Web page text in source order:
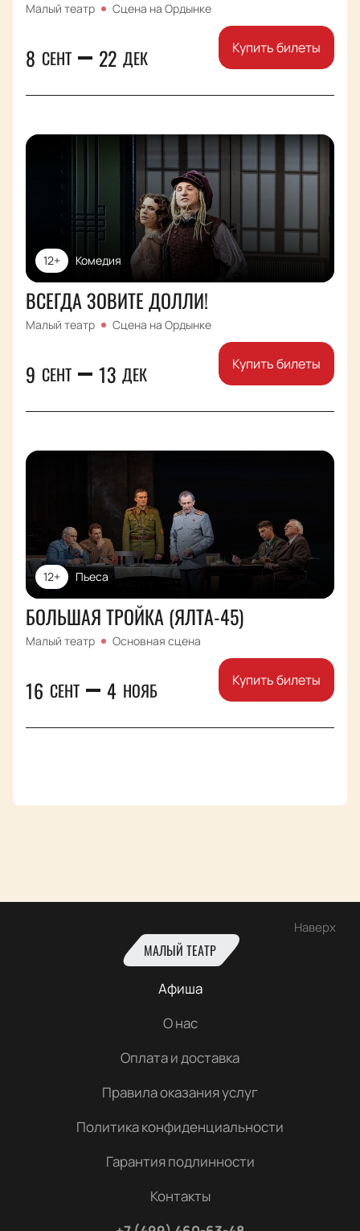
Малый театр Сцена на Ордынке
8 СЕНТ 22 ДЕК Купить билеты
Комедия
12+
ВСЕГДА ЗОВИТЕ ДОЛЛИ!
Малый театр Сцена на Ордынке
9 СЕНТ 13 ДЕК Купить билеты
Пьеса
12+
БОЛЬШАЯ ТРОЙКА (ЯЛТА-45)
Малый театр Основная сцена
16 СЕНТ 4 НОЯБ Купить билеты
Наверх
МАЛЫЙ ТЕАТР
Афиша
О нас
Оплата и доставка
Правила оказания услуг
Политика конфиденциальности
Гарантия подлинности
Контакты